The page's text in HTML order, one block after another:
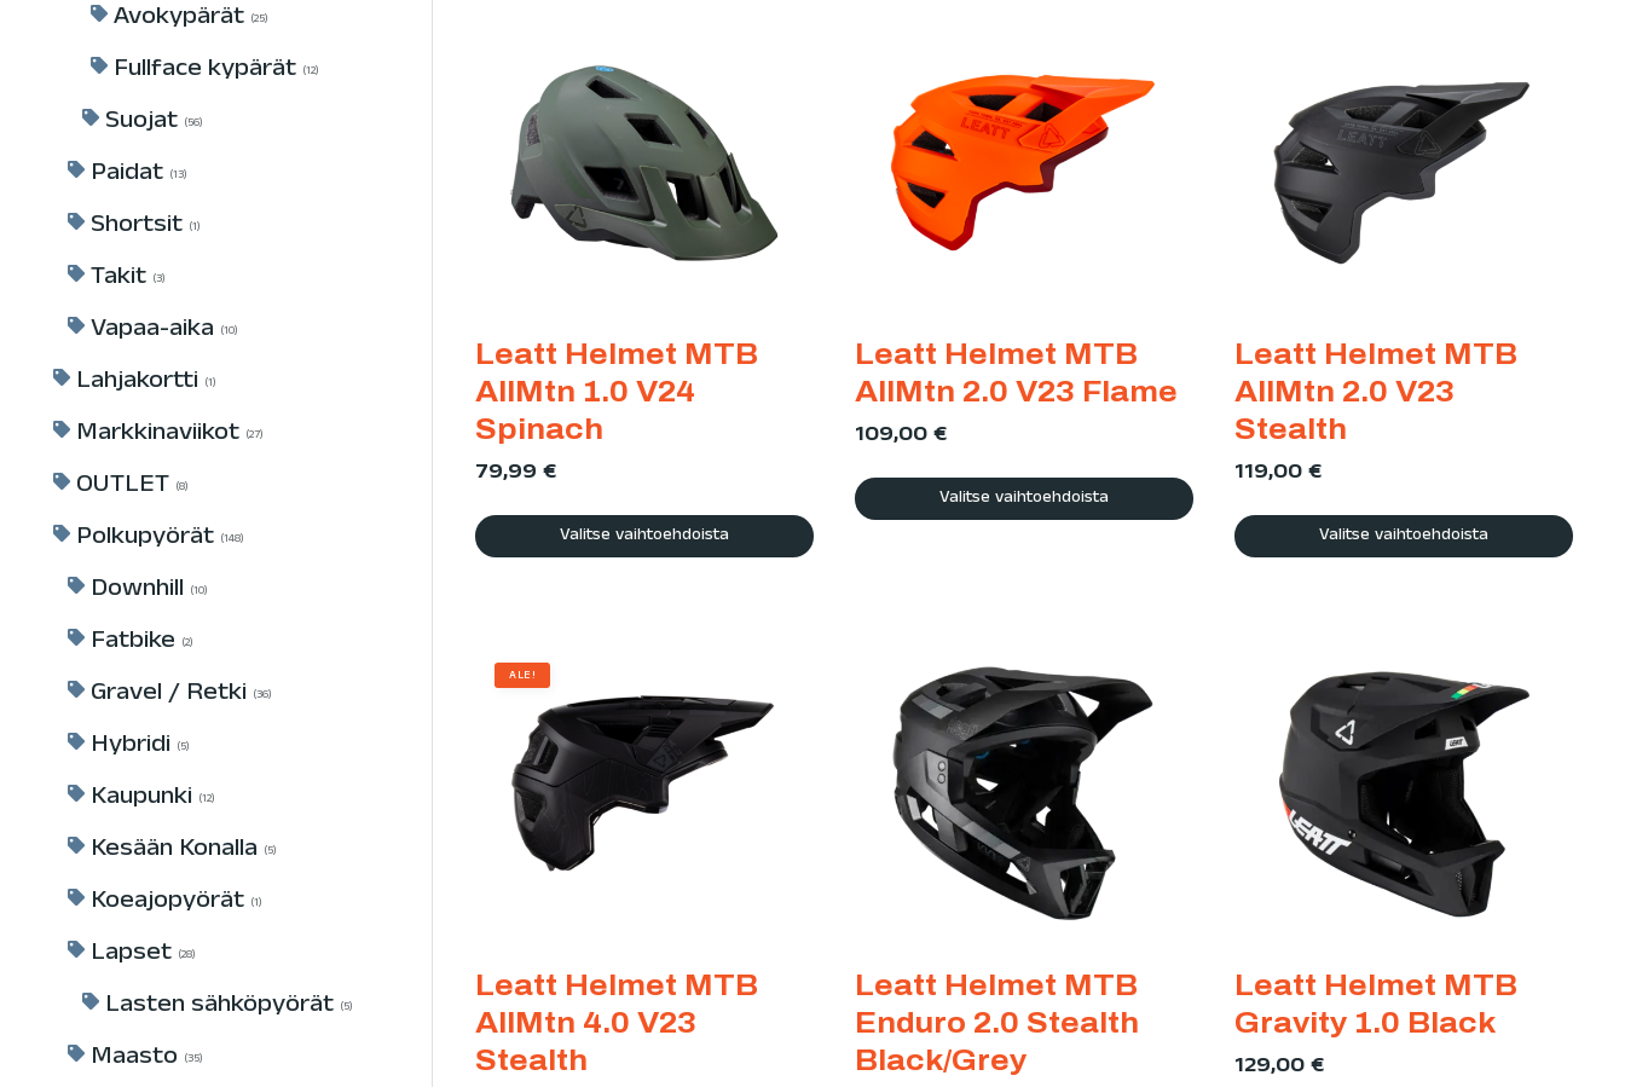
Leatt Helmet MTB
AllMtn 1.0 V24
Spinach
79,99 €
Valitse vaihtoehdoista
Leatt Helmet MTB
AllMtn 2.0 V23 Flame
109,00€
Valitse vaihtoehdoista
Leatt Helmet MTB
AllMtn 2.0 V23
Stealth
119,00€
Valitse vaihtoehdoista
ALE!
Leatt Helmet MTB
AllMtn 4.0 V23
Stealth
Leatt Helmet MTB
Enduro 2.0 Stealth
Black/Grey
Leatt Helmet MTB
Gravity 1.0 Black
129,00€
Avokypärät 25
Fullface kypärät 12
Suojat 56
Paidat 13
Shortsit 1
Takit 3
Vapaa-aika 10
Lahjakortti 1
Markkinaviikot 27
OUTLET 8
Polkupyörät 148
Downhill 10
Fatbike 2
Gravel / Retki 36
Hybridi 5
Kaupunki 12
Kesään Konalla 5
Koeajopyörät 1
Lapset 28
Lasten sähköpyörät 5
Maasto 35